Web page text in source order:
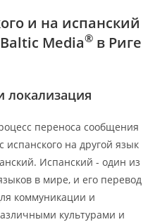
и на испанский
Media® в Риге
локализация
переноса сообщения
испанского на другой язык
Испанский - один из
в мире, и его перевод
коммуникации и
культурами и